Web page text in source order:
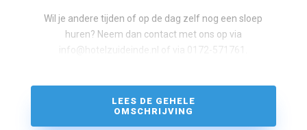
Wil je andere tijden of op de dag zelf nog een sloep
huren? Neem dan contact met ons op via
info@hotelzuideinde.nl of via 0172-571761.
LEES DE GEHELE
OMSCHRIJVING